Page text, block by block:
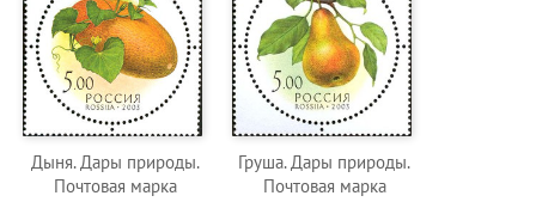
Дыня. Дары природы.
Почтовая марка
Груша. Дары природы.
Почтовая марка